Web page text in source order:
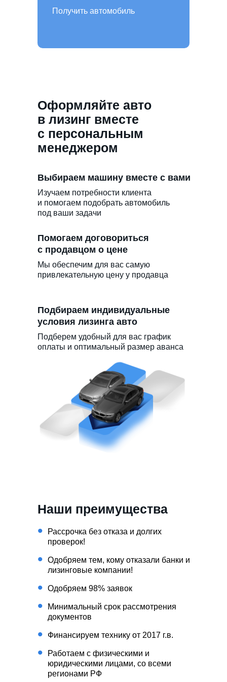
Получить автомобиль
Подбираем индивидуальные
условия лизинга авто
Подберем удобный для вас график
оплаты и оптимальный размер аванса
Помогаем договориться
с продавцом о цене
Мы обеспечим для вас самую
привлекательную цену у продавца
Выбираем машину вместе с вами
Изучаем потребности клиента
и помогаем подобрать автомобиль
под ваши задачи
Оформляйте авто
в лизинг вместе
с персональным
менеджером
Рассрочка без отказа и долгих
проверок!
Одобряем тем, кому отказали банки и
лизинговые компании!
Одобряем 98% заявок
Минимальный срок рассмотрения
документов
Финансируем технику от 2017 г.в.
Работаем с физическими и
юридическими лицами, со всеми
регионами РФ
Наши преимущества